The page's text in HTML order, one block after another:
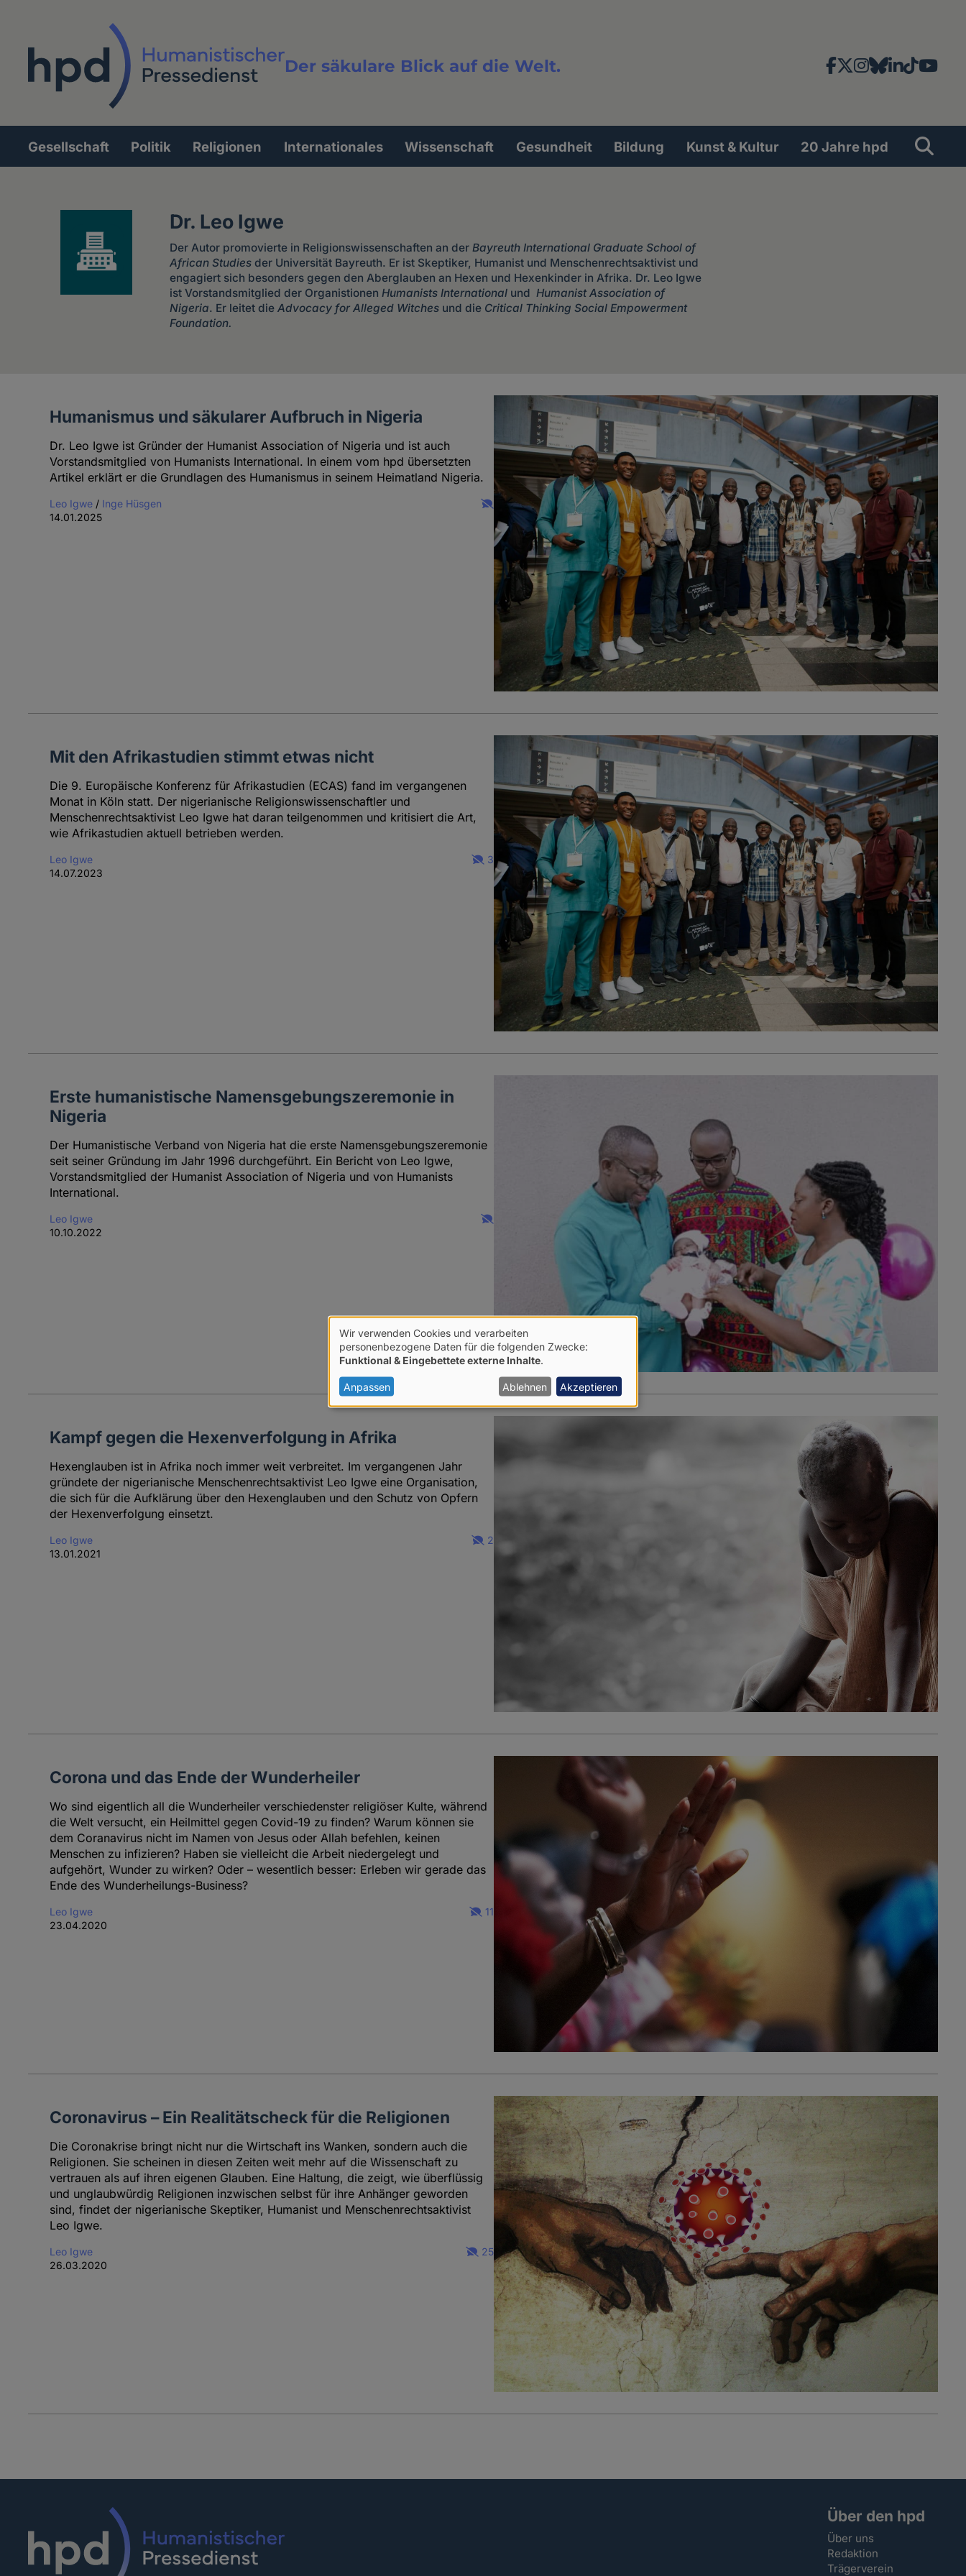
Der säkulare Blick auf die Welt.
News-
Social
Network
Facebook
X Instagram
Bluesky
LinkedIn
TikTok
Volltextsuche
Suche
Hauptnavigation
Gesellschaft Politik Religionen Internationales Wissenschaft Gesundheit Bildung Kunst & Kultur 20 Jahre hpd
Dr. Leo Igwe
Der Autor promovierte in Religionswissenschaften an der Bayreuth International Graduate School of
African Studies der Universität Bayreuth. Er ist Skeptiker, Humanist und Menschenrechtsaktivist und
engagiert sich besonders gegen den Aberglauben an Hexen und Hexenkinder in Afrika. Dr. Leo Igwe
ist Vorstandsmitglied der Organistionen Humanists International und Humanist Association of
Nigeria. Er leitet die Advocacy for Alleged Witchesund die Critical Thinking Social Empowerment
Foundation.
Artikel
Autoren
Humanismus und säkularer Aufbruch in Nigeria
Dr. Leo Igwe ist Gründer der Humanist Association of Nigeria und ist auch
Vorstandsmitglied von Humanists International. In einem vom hpd übersetzten
Artikel erklärt er die Grundlagen des Humanismus in seinem Heimatland Nigeria.
Leo Igwe/ Inge Hüsgen
14.01.2025
Mit den Afrikastudien stimmt etwas nicht
Die 9. Europäische Konferenz für Afrikastudien (ECAS) fand im vergangenen
Monat in Köln statt. Der nigerianische Religionswissenschaftler und
Menschenrechtsaktivist Leo Igwe hat daran teilgenommen und kritisiert die Art,
wie Afrikastudien aktuell betrieben werden.
Leo Igwe
14.07.2023
3
Erste humanistische Namensgebungszeremonie in
Nigeria
Der Humanistische Verband von Nigeria hat die erste Namensgebungszeremonie
seit seiner Gründung im Jahr 1996 durchgeführt. Ein Bericht von Leo Igwe,
Vorstandsmitglied der Humanist Association of Nigeria und von Humanists
International.
Leo Igwe
10.10.2022
Kampf gegen die Hexenverfolgung in Afrika
Hexenglauben ist in Afrika noch immer weit verbreitet. Im vergangenen Jahr
gründete der nigerianische Menschenrechtsaktivist Leo Igwe eine Organisation,
die sich für die Aufklärung über den Hexenglauben und den Schutz von Opfern
der Hexenverfolgung einsetzt.
Leo Igwe
13.01.2021
2
Corona und das Ende der Wunderheiler
Wo sind eigentlich all die Wunderheiler verschiedenster religiöser Kulte, während
die Welt versucht, ein Heilmittel gegen Covid-19 zu finden? Warum können sie
dem Coranavirus nicht im Namen von Jesus oder Allah befehlen, keinen
Menschen zu infizieren? Haben sie vielleicht die Arbeit niedergelegt und
aufgehört, Wunder zu wirken? Oder – wesentlich besser: Erleben wir gerade das
Ende des Wunderheilungs-Business?
Leo Igwe
23.04.2020
11
Coronavirus – Ein Realitätscheck für die Religionen
Die Coronakrise bringt nicht nur die Wirtschaft ins Wanken, sondern auch die
Religionen. Sie scheinen in diesen Zeiten weit mehr auf die Wissenschaft zu
vertrauen als auf ihren eigenen Glauben. Eine Haltung, die zeigt, wie überflüssig
und unglaubwürdig Religionen inzwischen selbst für ihre Anhänger geworden
sind, findet der nigerianische Skeptiker, Humanist und Menschenrechtsaktivist
Leo Igwe.
Leo Igwe
26.03.2020
25
Über den hpd
Über uns
Redaktion
Trägerverein
Verwendung
von
personenbezogenen
Daten
und
Wir verwenden Cookies und verarbeiten
personenbezogene Daten für die folgenden Zwecke:
Funktional & Eingebettete externe Inhalte.
Anpassen Ablehnen Akzeptieren